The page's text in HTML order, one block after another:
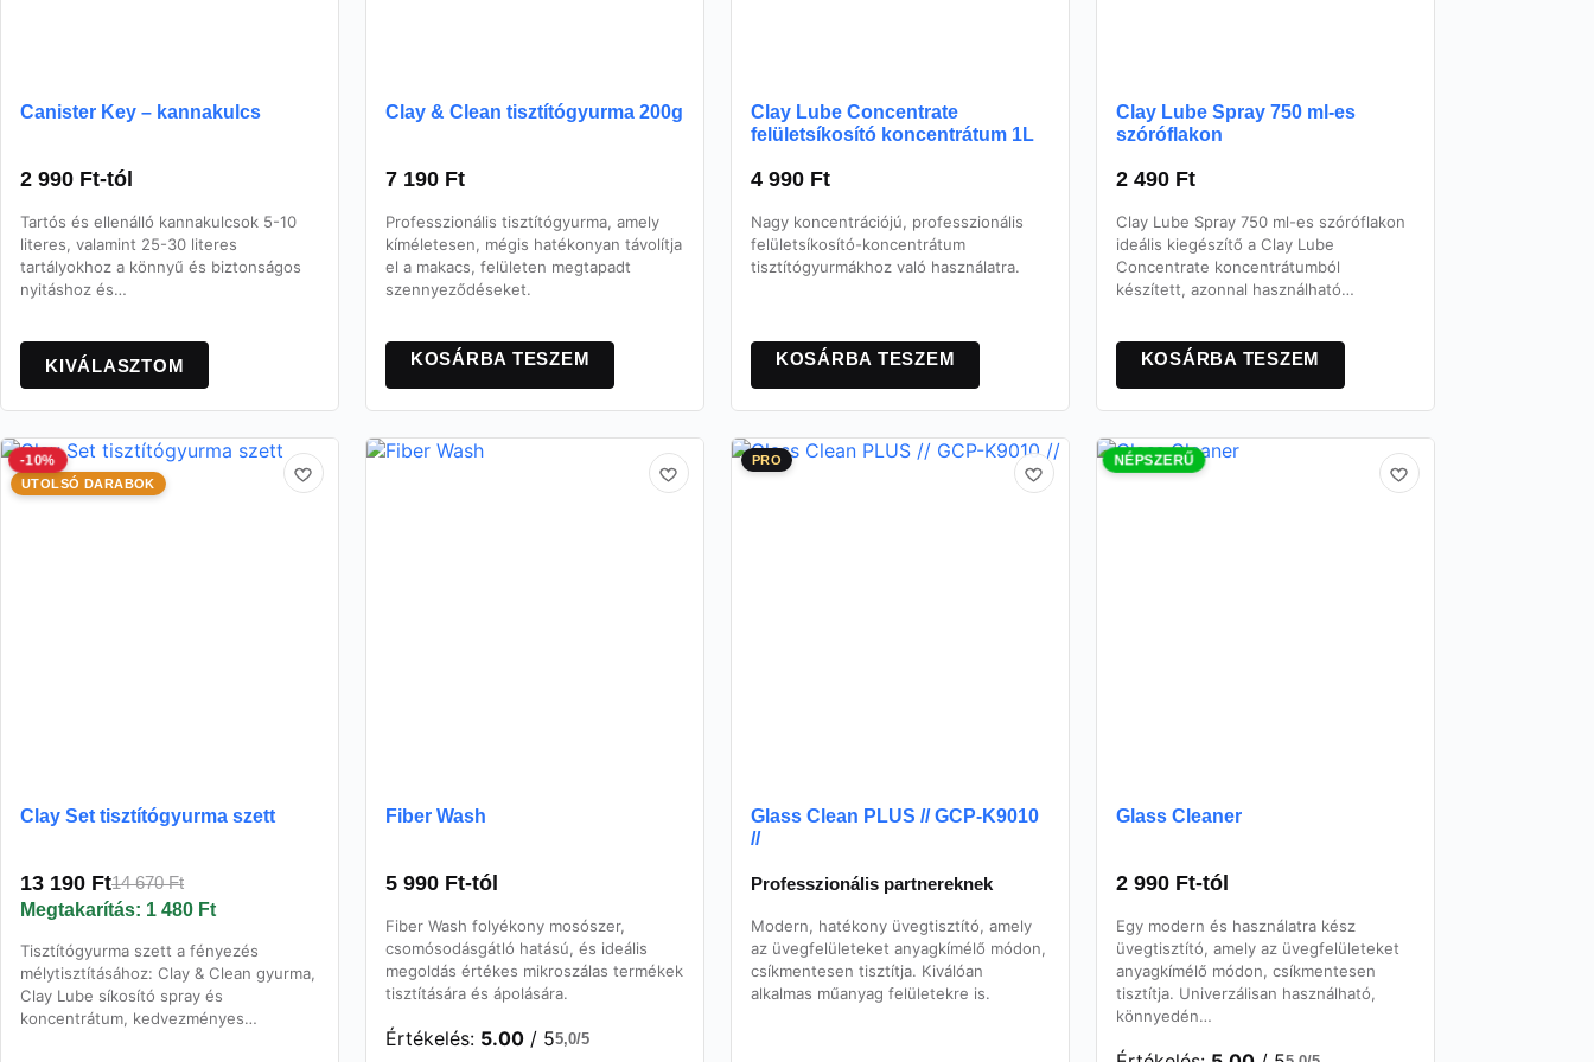
Canister Key – kannakulcs
2 990 Ft-tól
Tartós és ellenálló kannakulcsok 5-10
literes, valamint 25-30 literes
tartályokhoz a könnyű és biztonságos
nyitáshoz és…
KIVÁLASZTOM
Ennek
terméknek
több
van.
A
változatok
Clay & Clean tisztítógyurma 200g
7 190 Ft
Professzionális tisztítógyurma, amely
kíméletesen, mégis hatékonyan távolítja
el a makacs, felületen megtapadt
szennyeződéseket.
KOSÁRBA TESZEM
Clay Lube Concentrate
felületsíkosító koncentrátum 1L
4 990 Ft
Nagy koncentrációjú, professzionális
felületsíkosító-koncentrátum
tisztítógyurmákhoz való használatra.
KOSÁRBA TESZEM
Clay Lube Spray 750 ml-es
szóróflakon
2 490 Ft
Clay Lube Spray 750 ml-es szóróflakon
ideális kiegészítő a Clay Lube
Concentrate koncentrátumból
készített, azonnal használható…
KOSÁRBA TESZEM
-10%
UTOLSÓ DARABOK
Clay Set tisztítógyurma szett
14 670Ft
Original
price
was:
14
670 Ft.
13 190 FtCurrent
price
is:
13
190 Ft.
Megtakarítás: 1 480 Ft
Tisztítógyurma szett a fényezés
mélytisztításához: Clay & Clean gyurma,
Clay Lube síkosító spray és
koncentrátum, kedvezményes…
Fiber Wash
5 990 Ft-tól
Fiber Wash folyékony mosószer,
csomósodásgátló hatású, és ideális
megoldás értékes mikroszálas termékek
tisztítására és ápolására.
Értékelés: 5.00/ 55,0/5
PRO
Glass Clean PLUS // GCP-K9010
//
Professzionális partnereknek
Modern, hatékony üvegtisztító, amely
az üvegfelületeket anyagkímélő módon,
csíkmentesen tisztítja. Kiválóan
alkalmas műanyag felületekre is.
NÉPSZERŰ
Glass Cleaner
2 990 Ft-tól
Egy modern és használatra kész
üvegtisztító, amely az üvegfelületeket
anyagkímélő módon, csíkmentesen
tisztítja. Univerzálisan használható,
könnyedén…